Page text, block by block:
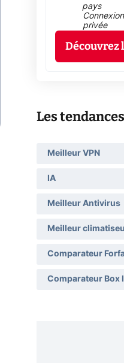
pays
privée
Découvrez
Les tendances
Meilleur VPN
IA
Meilleur Antivirus
Meilleur
Comparateur
Comparateur Box